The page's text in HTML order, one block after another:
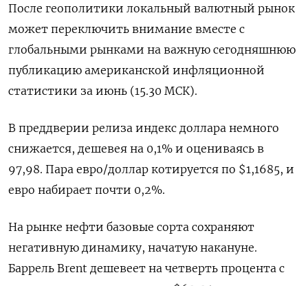
После геополитики локальный валютный рынок
может переключить внимание вместе с
глобальными рынками на важную сегодняшнюю
публикацию американской инфляционной
статистики за июнь (15.30 МСК).
В преддверии релиза индекс доллара немного
снижается, дешевея на 0,1% и оцениваясь в
97,98. Пара евро/доллар котируется по $1,1685, и
евро набирает почти 0,2%.
На рынке нефти базовые сорта сохраняют
негативную динамику, начатую накануне.
Баррель Brent дешевеет на четверть процента с